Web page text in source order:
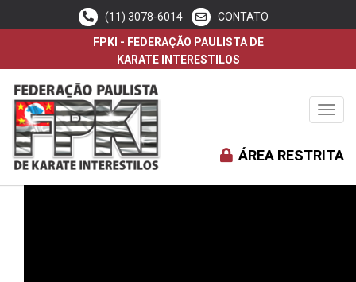
(11) 3078-6014
CONTATO
FPKI - FEDERAÇÃO PAULISTA DE
KARATE INTERESTILOS
ÁREA RESTRITA
NÚCLEO ITAIM PAULISTA